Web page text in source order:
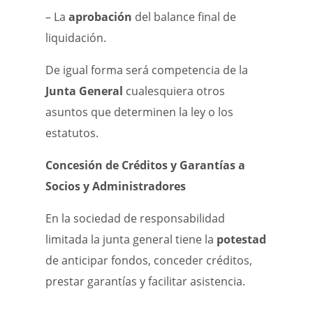
– La aprobación del balance final de
liquidación.
De igual forma será competencia de la
Junta General cualesquiera otros
asuntos que determinen la ley o los
estatutos.
Concesión de Créditos y Garantías a
Socios y Administradores
En la sociedad de responsabilidad
limitada la junta general tiene la potestad
de anticipar fondos, conceder créditos,
prestar garantías y facilitar asistencia.